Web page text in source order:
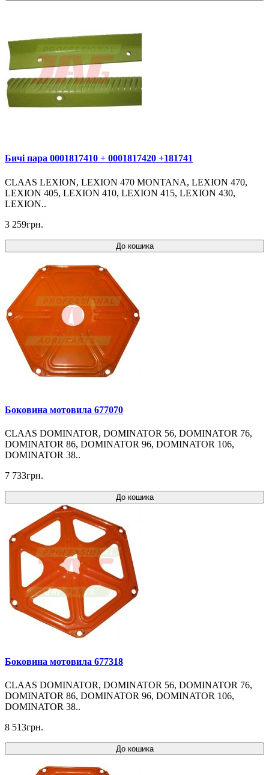
Бичі пара 0001817410 + 0001817420 +181741
CLAAS LEXION, LEXION 470 MONTANA, LEXION 470,
LEXION 405, LEXION 410, LEXION 415, LEXION 430,
LEXION..
3 259грн.
До кошика
Боковина мотовила 677070
CLAAS DOMINATOR, DOMINATOR 56, DOMINATOR 76,
DOMINATOR 86, DOMINATOR 96, DOMINATOR 106,
DOMINATOR 38..
7 733грн.
До кошика
Боковина мотовила 677318
CLAAS DOMINATOR, DOMINATOR 56, DOMINATOR 76,
DOMINATOR 86, DOMINATOR 96, DOMINATOR 106,
DOMINATOR 38..
8 513грн.
До кошика